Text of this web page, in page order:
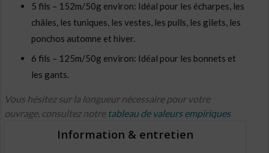
5 fils – 152m/50g environ: Idéal pour les écharpes, les
châles, les tuniques, les vestes, les pulls, les gilets, les
ponchos automne et hiver.
6 fils – 125m/50g environ: Idéal pour les bonnets et
les gants.
Vous hésitez sur la longueur nécessaire pour votre
ouvrage, consultez notre tableau de valeurs empiriques
Information & entretien